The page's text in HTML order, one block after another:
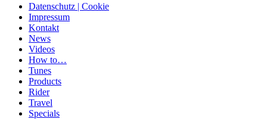
Datenschutz | Cookie
Impressum
Kontakt
News
Videos
How to…
Tunes
Products
Rider
Travel
Specials